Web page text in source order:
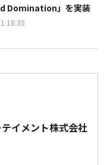
Domination」を実装
18:35
イメント株式会社